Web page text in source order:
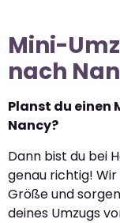
Mini-
nach
Planst du einen
Nancy?
Dann bist du bei
genau richtig!
Größe und
deines Umzugs